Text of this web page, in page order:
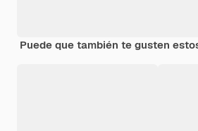
Puede que también te gusten